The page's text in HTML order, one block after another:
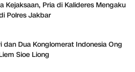
Kejaksaan, Pria di Kalideres Mengaku
Polres Jakbar
dan Dua Konglomerat Indonesia Ong
Sioe Liong